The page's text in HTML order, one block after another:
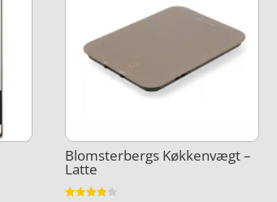
Blomsterbergs Køkkenvægt –
Latte